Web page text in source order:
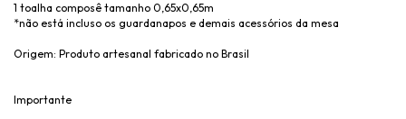
1 toalha composê tamanho 0,65x0,65m
*não está incluso os guardanapos e demais acessórios da mesa
Origem: Produto artesanal fabricado no Brasil
Importante